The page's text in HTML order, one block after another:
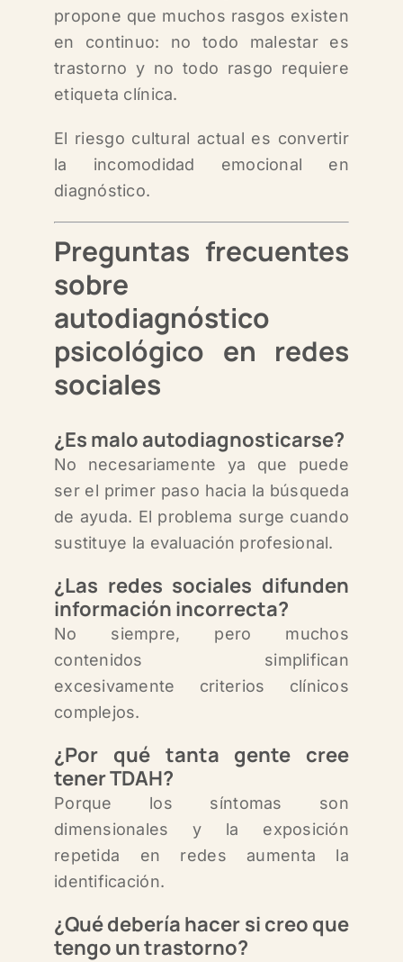
propone que muchos rasgos existen
en continuo: no todo malestar es
trastorno y no todo rasgo requiere
etiqueta clínica.
El riesgo cultural actual es convertir
la incomodidad emocional en
diagnóstico.
Preguntas frecuentes
sobre
autodiagnóstico
psicológico en redes
sociales
¿Es malo autodiagnosticarse?
No necesariamente ya que puede
ser el primer paso hacia la búsqueda
de ayuda. El problema surge cuando
sustituye la evaluación profesional.
¿Las redes sociales difunden
información incorrecta?
No siempre, pero muchos
contenidos simplifican
excesivamente criterios clínicos
complejos.
¿Por qué tanta gente cree
tener TDAH?
Porque los síntomas son
dimensionales y la exposición
repetida en redes aumenta la
identificación.
¿Qué debería hacer si creo que
tengo un trastorno?